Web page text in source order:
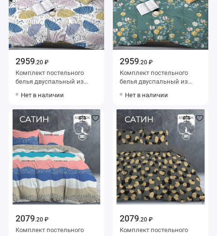
2959.20 ₽
Комплект постельного
белья двуспальный из
70х70 2 шт Рисунок Luxor
Нет в наличии
2959.20 ₽
Комплект постельного
белья двуспальный из
70х70 2 шт Цветы Luxor
Нет в наличии
2079.20 ₽
Комплект постельного
2079.20 ₽
Комплект постельного